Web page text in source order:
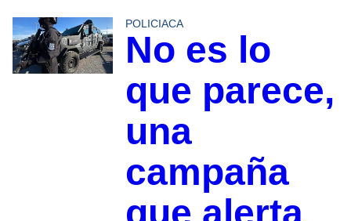
POLICIACA
No es lo
que parece,
una
campaña